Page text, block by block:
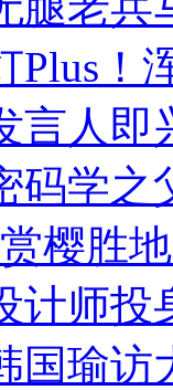
Plus！
言人即
码学
樱胜
计师投
国瑜访